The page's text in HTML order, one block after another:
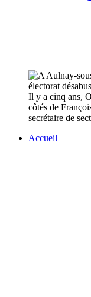
Il y a cinq ans,
côtés de
secrétaire de
Accueil